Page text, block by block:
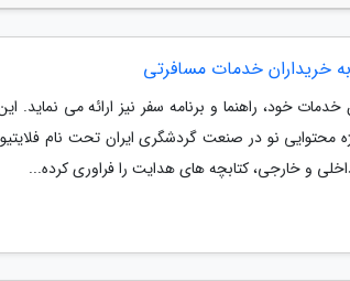
به خریداران خدمات مسافرتی
خدمات خود، راهنما و برنامه سفر نیز ارائه می نماید.
محتوایی نو در صنعت گردشگری ایران تحت نام
و خارجی، کتابچه های هدایت را فراوری کرده...